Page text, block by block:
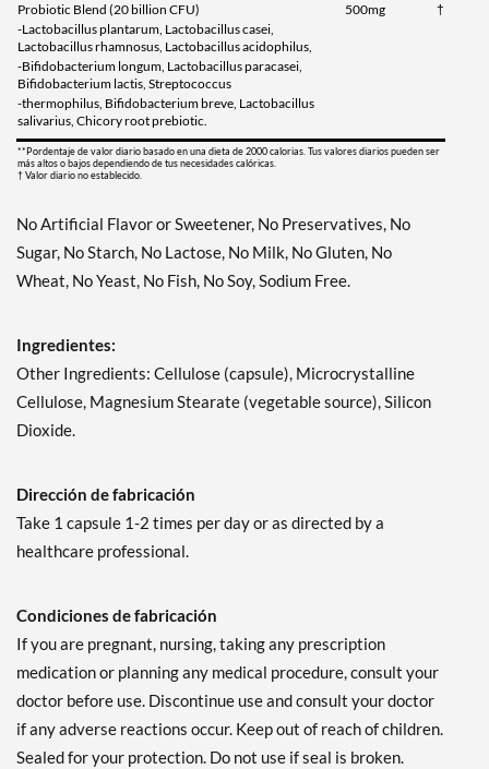
Probiotic Blend (20 billion CFU)
500mg
†
-Lactobacillus plantarum, Lactobacillus casei,
Lactobacillus rhamnosus, Lactobacillus acidophilus,
-Bifidobacterium longum, Lactobacillus paracasei,
Bifidobacterium lactis, Streptococcus
-thermophilus, Bifidobacterium breve, Lactobacillus
salivarius, Chicory root prebiotic.
**Pordentaje de valor diario basado en una dieta de 2000 calorias. Tus valores diarios pueden ser
más altos o bajos dependiendo de tus necesidades calóricas.
† Valor diario no establecido.
No Artificial Flavor or Sweetener, No Preservatives, No
Sugar, No Starch, No Lactose, No Milk, No Gluten, No
Wheat, No Yeast, No Fish, No Soy, Sodium Free.
Ingredientes:
Other Ingredients: Cellulose (capsule), Microcrystalline
Cellulose, Magnesium Stearate (vegetable source), Silicon
Dioxide.
Dirección de fabricación
Take 1 capsule 1-2 times per day or as directed by a
healthcare professional.
Condiciones de fabricación
If you are pregnant, nursing, taking any prescription
medication or planning any medical procedure, consult your
doctor before use. Discontinue use and consult your doctor
if any adverse reactions occur. Keep out of reach of children.
Sealed for your protection. Do not use if seal is broken.